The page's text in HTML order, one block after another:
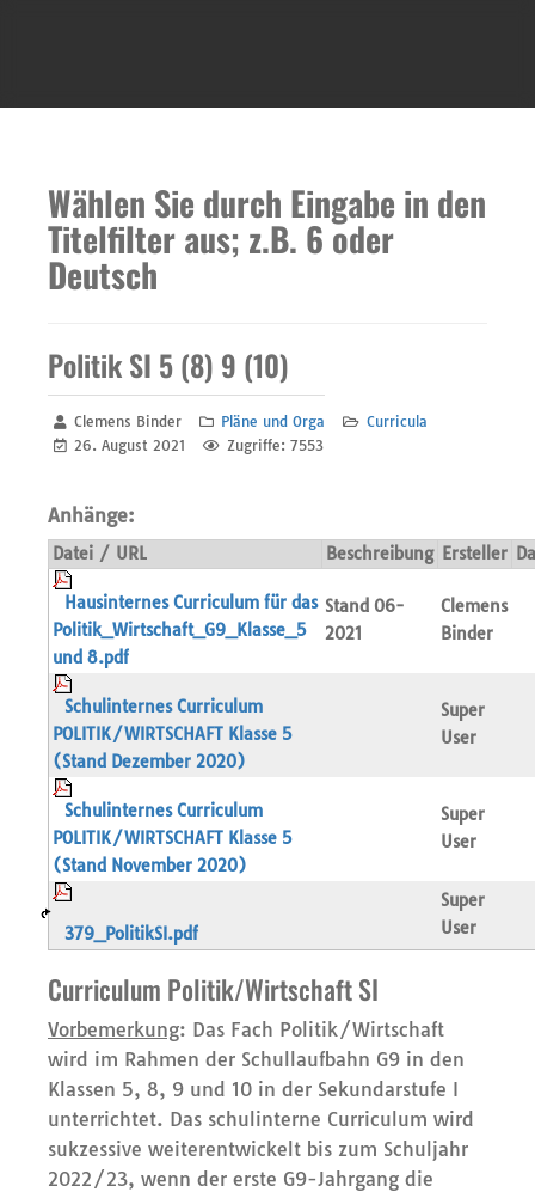
Wählen Sie durch Eingabe in den
Titelfilter aus; z.B. 6 oder
Deutsch
Politik SI 5 (8) 9 (10)
Clemens Binder Pläne und Orga
Curricula
26. August 2021
Zugriffe: 7553
Anhänge:
Datei / URL Beschreibung Ersteller
Hausinternes Curriculum für das
Politik_Wirtschaft_G9_Klasse_5
und 8.pdf
Stand 06-
2021
Clemens
Binder
Schulinternes Curriculum
POLITIK/WIRTSCHAFT Klasse 5
(Stand Dezember 2020)
Super
User
Schulinternes Curriculum
POLITIK/WIRTSCHAFT Klasse 5
(Stand November 2020)
Super
User
379_PolitikSI.pdf
Super
User
Curriculum Politik/Wirtschaft SI
Vorbemerkung: Das Fach Politik/Wirtschaft
wird im Rahmen der Schullaufbahn G9 in den
Klassen 5, 8, 9 und 10 in der Sekundarstufe I
unterrichtet. Das schulinterne Curriculum wird
sukzessive weiterentwickelt bis zum Schuljahr
2022/23, wenn der erste G9-Jahrgang die